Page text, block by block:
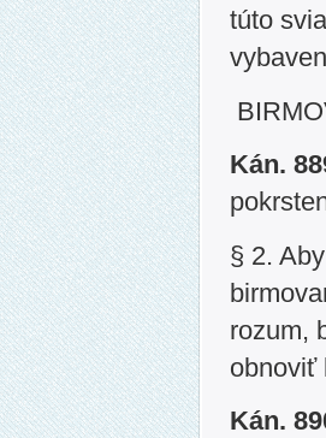
túto
Kán.
§ 2.
rozum,
obnoviť
Kán.